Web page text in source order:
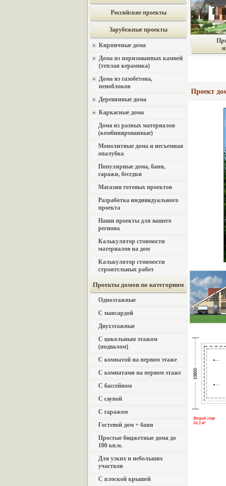
Российские проекты
Зарубежные проекты
Кирпичные дома
Дома из поризованных камней
(теплая керамика)
Дома из газобетона,
пеноблоков
Деревянные дома
Каркасные дома
Дома из разных материалов
(комбинированные)
Монолитные дома и несъемная
опалубка
Популярные дома, бани,
гаражи, беседки
Магазин готовых проектов
Разработка индивидуального
проекта
Наши проекты для вашего
региона
Калькулятор стоимости
материалов на дом
Калькулятор стоимости
строительных работ
Проекты домов по категориям
Одноэтажные
С мансардой
Двухэтажные
С цокольным этажом
(подвалом)
С комнатой на первом этаже
С комнатами на первом этаже
С бассейном
С сауной
С гаражом
Гостевой дом + баня
Простые бюджетные дома до
100 кв.м.
Для узких и небольших
участков
С плоской крышей
Проект